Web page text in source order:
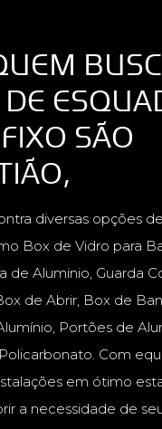
SÃO
diversas opções
Box de Vidro para
de Aluminio, Guarda
de Abrir, Box de
Portões de
Com
em ótimo
a necessidade de